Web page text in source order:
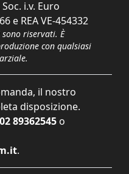
i.v. Euro
e REA VE-454332
riservati. È
con qualsiasi
il nostro
disposizione.
02 89362545 o
.